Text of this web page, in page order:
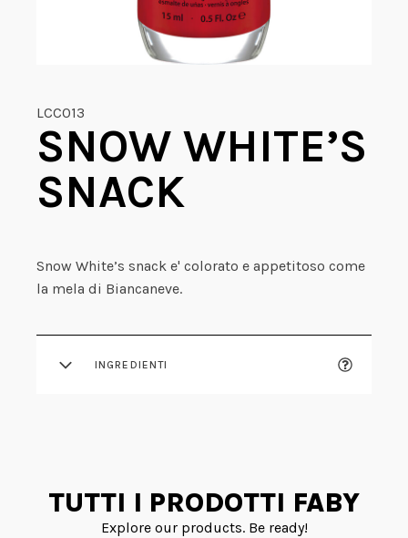
LCC013
SNOW WHITE’S
SNACK
Snow White’s snack e' colorato e appetitoso come
la mela di Biancaneve.
INGREDIENTI
TUTTI I PRODOTTI FABY
Explore our products. Be ready!